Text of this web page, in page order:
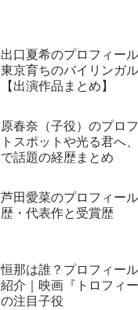
出口夏希のプロフィー
東京育ちのバイリンガ
【出演作品まとめ】
原春奈（子役）のプロ
トスポットや光る君へ
で話題の経歴まとめ
芦田愛菜のプロフィー
歴・代表作と受賞歴
恒那は誰？プロフィー
紹介｜映画『トロフィ
の注目子役